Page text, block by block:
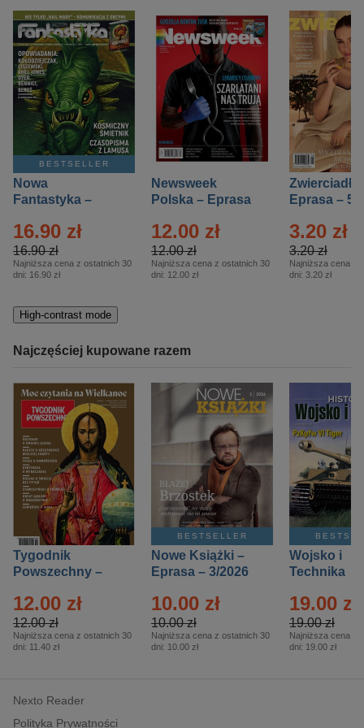
BESTSELLER
Nowa
Fantastyka –
16.90 zł
16.90 zł
Najniższa cena z ostatnich 30
dni: 16.90 zł
Newsweek
Polska – Eprasa
12.00 zł
12.00 zł
Najniższa cena z ostatnich 30
dni: 12.00 zł
Zwierciadło
Eprasa – 5/
3.20 zł
3.20 zł
Najniższa cena z
dni: 3.20 zł
High-contrast mode
Najczęściej kupowane razem
Tygodnik
Powszechny –
12.00 zł
12.00 zł
Najniższa cena z ostatnich 30
dni: 11.40 zł
BESTSELLER
Nowe Książki –
Eprasa – 3/2026
10.00 zł
10.00 zł
Najniższa cena z ostatnich 30
dni: 10.00 zł
Wojsko i
Technika
– 2/2026
19.00 zł
19.00 zł
Najniższa cena z
dni: 19.00 zł
Nexto Reader
Polityka Prywatności